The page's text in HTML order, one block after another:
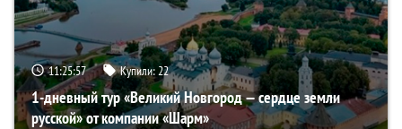
11:25:55 Купили:22
1-дневный тур «Великий Новгород — сердце земли
русской» от компании «Шарм»